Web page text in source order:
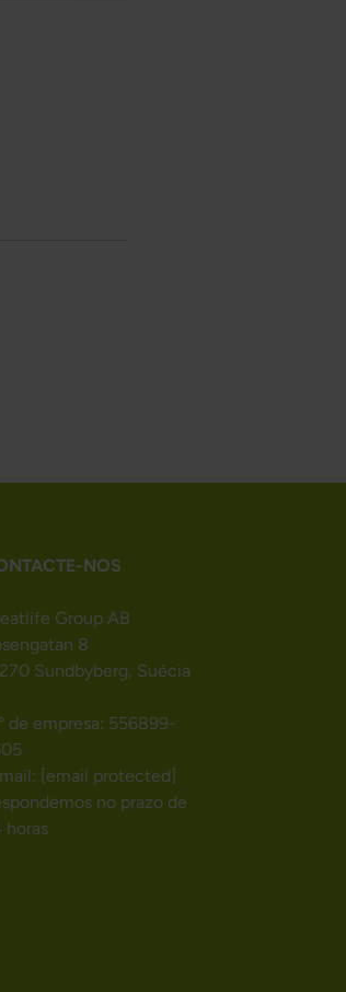
NOS
Group AB
8
Sundbyberg, Suécia
de empresa: 556899-
[email protected]
no prazo de
horas